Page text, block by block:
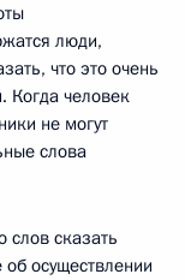
люди,
что это очень
Когда человек
не могут
слова
слов сказать
осуществлении